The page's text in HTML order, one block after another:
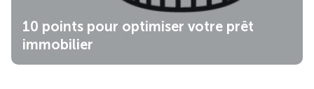
10 points pour optimiser votre prêt
immobilier